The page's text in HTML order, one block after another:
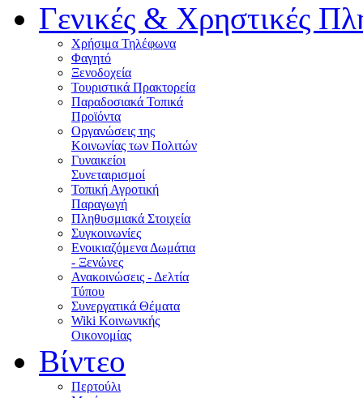
Γενικές & Χρηστικές
Χρήσιμα Τηλέφωνα
Φαγητό
Ξενοδοχεία
Τουριστικά Πρακτορεία
Παραδοσιακά Τοπικά
Προϊόντα
Οργανώσεις της
Κοινωνίας των Πολιτών
Γυναικείοι
Συνεταιρισμοί
Τοπική Αγροτική
Παραγωγή
Πληθυσμιακά Στοιχεία
Συγκοινωνίες
Ενοικιαζόμενα Δωμάτια
- Ξενώνες
Ανακοινώσεις - Δελτία
Τύπου
Συνεργατικά Θέματα
Wiki Κοινωνικής
Οικονομίας
Βίντεο
Περτούλι